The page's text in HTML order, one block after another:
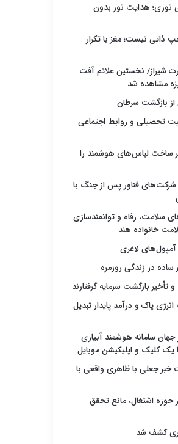
نوری؛ هدایت نور بدون
نیست؛ مغز با تکرار
شیراز/ نخستین علائم آفت
مشاهده شد
از بازگشت سرطان
تحصیلی و روابط اجتماعی
ساخت لباس‌های هوشمند را
شرکت‌های فناور پس از جنگ با
سلامت، رفاه و توانمندسازی
خانواده هند
لاغری
ساده در زندگی روزمره
تأخیر بازگشت سرمایه گرفتارند
پاک و درآمد پایدار تبدیل
جهان سامانه هوشمند آبیاری
یک کلیک و اپلیکیشن موبایل
خبر جعلی با ظاهری واقعی با
حوزه اشتغال، مانع تحقق
کشف شد